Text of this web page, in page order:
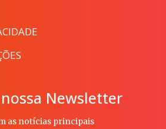
Newsletter
as notícias principais